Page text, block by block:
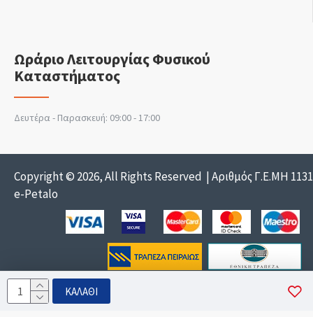
ΚΑΛΆΘΙ
Ωράριο Λειτουργίας Φυσικού
Καταστήματος
Δευτέρα - Παρασκευή: 09:00 - 17:00
Copyright © 2026, All Rights Reserved | Αριθμός Γ.Ε.ΜΗ
e-Petalo